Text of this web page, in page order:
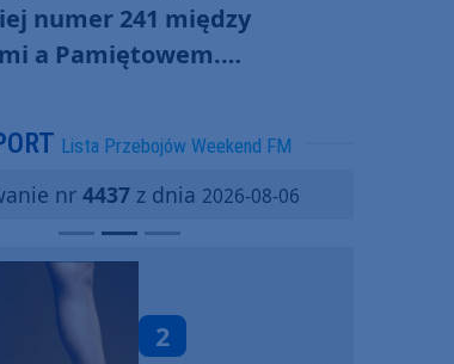
numer 241 między
a Pamiętowem.
Lista Przebojów Weekend FM
nr 4437z dnia 2026-08-06
2